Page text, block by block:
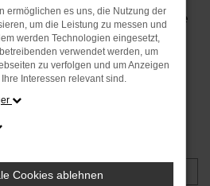
– wir beraten Sie gerne
Lösung für Ihre
ermöglichen es uns, die Nutzung der
um die Leistung zu messen und
werden Technologien eingesetzt,
verwendet werden, um
zu verfolgen und um Anzeigen
Interessen relevant sind.
Cookies ablehnen